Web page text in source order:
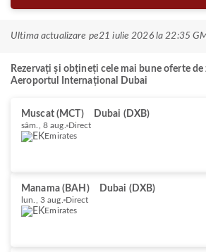
Ultima actualizare pe21 iulie 2026 la 22:35
Rezervați și obțineți cele mai bune oferte
Aeroportul Internațional Dubai
Muscat (MCT) Dubai (DXB)
sâm., 8 aug. Direct
Emirates
Manama (BAH) Dubai (DXB)
lun., 3 aug. Direct
Emirates